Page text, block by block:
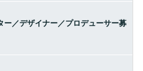
ー／デザイナー／プロデューサー募